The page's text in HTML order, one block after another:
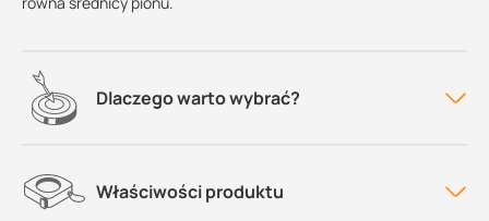
Dlaczego warto wybrać?
Właściwości produktu